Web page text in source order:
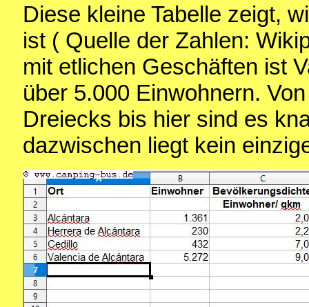
Diese kleine Tabelle zeigt,
ist ( Quelle der Zahlen:
mit etlichen Geschäften ist
über 5.000 Einwohnern.
Dreiecks bis hier sind es
dazwischen liegt kein